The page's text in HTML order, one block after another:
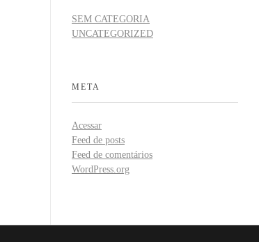
SEM CATEGORIA
UNCATEGORIZED
META
Acessar
Feed de posts
Feed de comentários
WordPress.org